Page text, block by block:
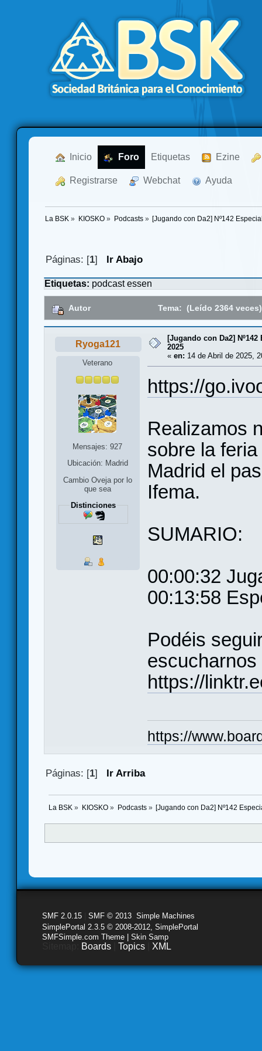
Inicio Foro Etiquetas Ezine
Registrarse Webchat Ayuda
La BSK » KIOSKO» Podcasts» [Jugando con Da2] Nº142
Páginas: [1] Ir Abajo
Etiquetas: podcast essen
Autor Tema: (Leído 2364 veces)
Ryoga121
Veterano
Mensajes: 927
Ubicación: Madrid
Cambio Oveja por lo
que sea
Distinciones
[Jugando con Da2]
2025
« en: 14 de Abril de 2025,
https://
Realizamos
sobre la
Madrid el
Ifema.
SUMARIO:
00:00:32
00:13:58
Podéis
https://
https://
Páginas: [1] Ir Arriba
La BSK » KIOSKO» Podcasts» [Jugando con Da2] Nº142
SMF 2.0.15 SMF © 2013 Simple Machines
SimplePortal 2.3.5 © 2008-2012, SimplePortal
SMFSimple.com Theme | Skin Samp
Boards Topics XML